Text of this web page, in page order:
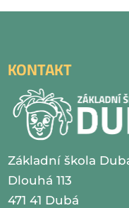
KONTAKT
Základní škola
Dlouhá 113
471 41 Dubá